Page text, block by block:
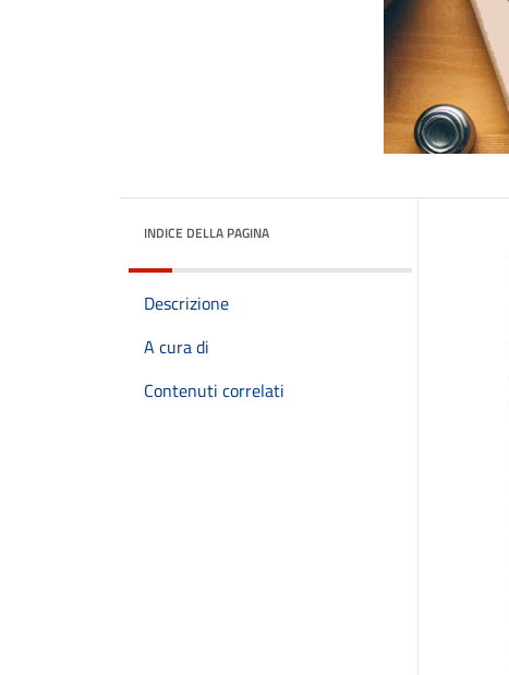
INDICE DELLA PAGINA
Descrizione
A cura di
Contenuti correlati